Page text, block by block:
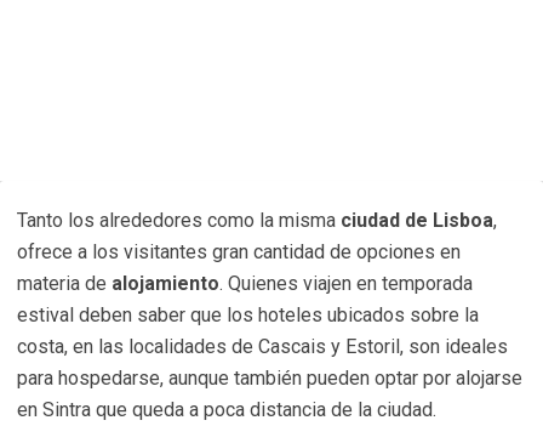
Tanto los alrededores como la misma ciudad de Lisboa,
ofrece a los visitantes gran cantidad de opciones en
materia de alojamiento. Quienes viajen en temporada
estival deben saber que los hoteles ubicados sobre la
costa, en las localidades de Cascais y Estoril, son ideales
para hospedarse, aunque también pueden optar por alojarse
en Sintra que queda a poca distancia de la ciudad.